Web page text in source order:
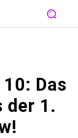
Das
der 1.